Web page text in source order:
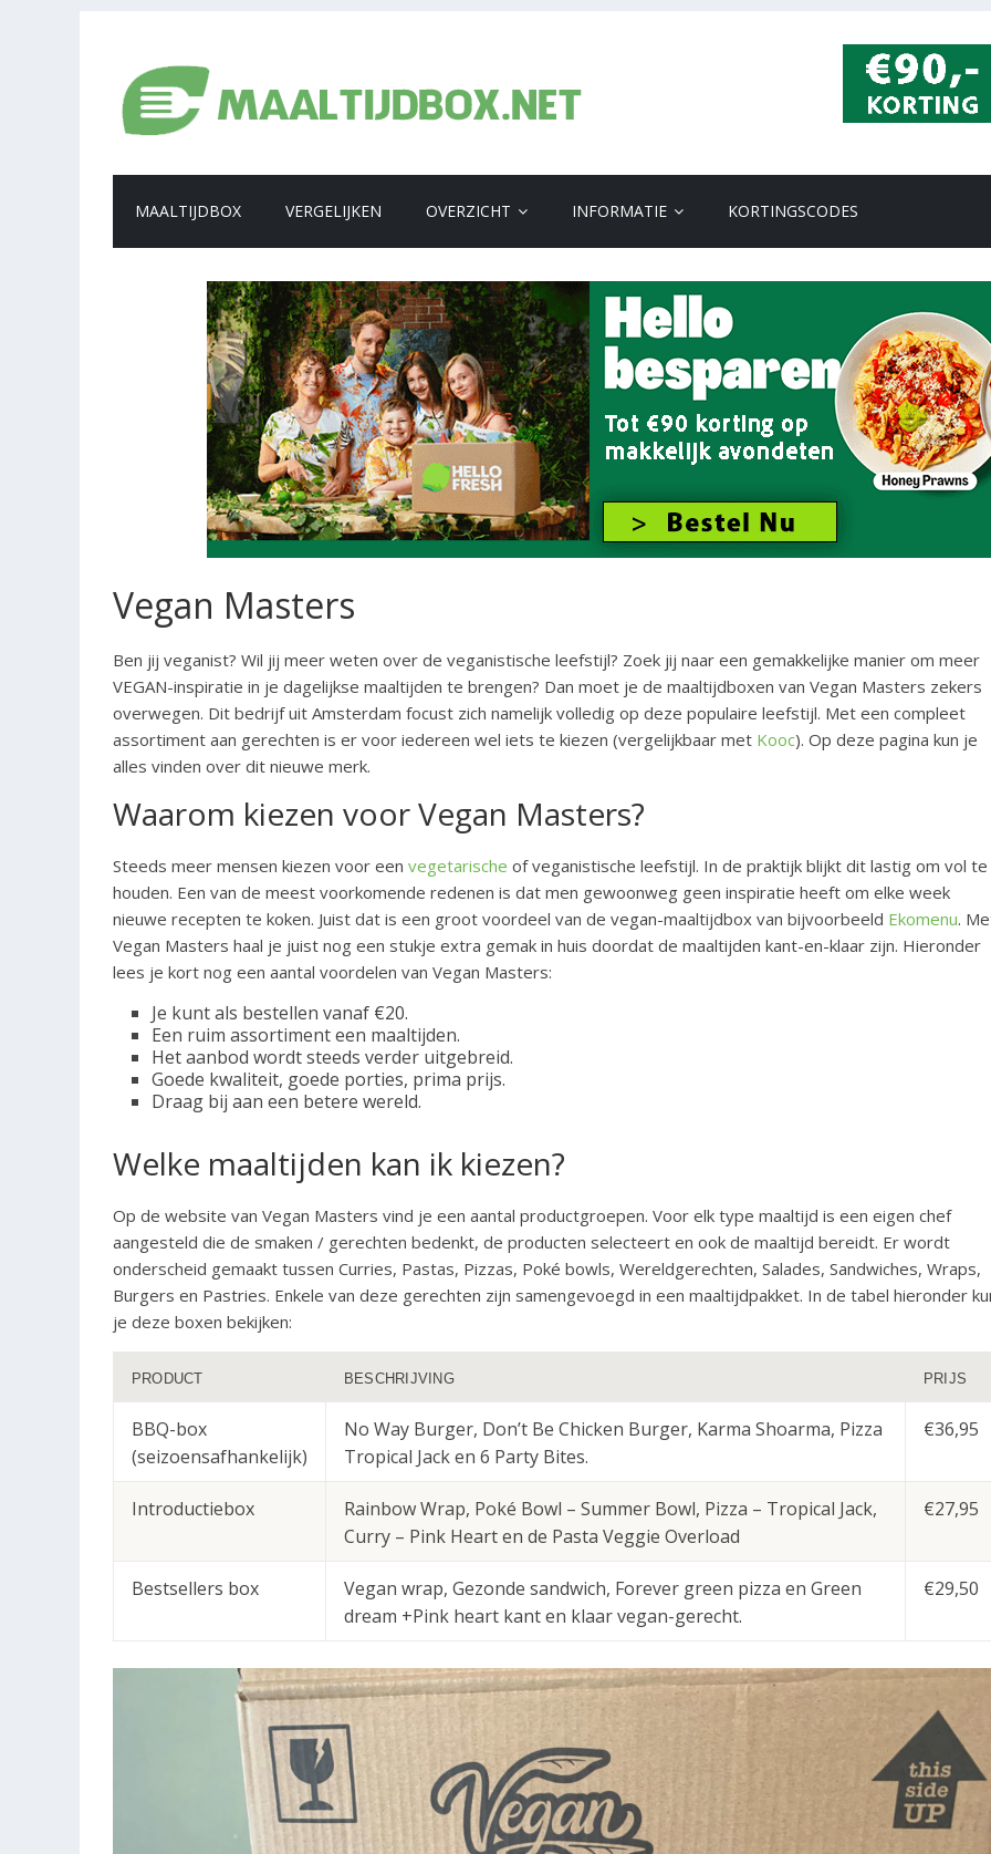
MAALTIJDBOX VERGELIJKEN OVERZICHT INFORMATIE KORTINGSCODES
Vegan Masters
Ben jij veganist? Wil jij meer weten over de veganistische leefstijl? Zoek jij naar een gemakkelijke manier om meer
VEGAN-inspiratie in je dagelijkse maaltijden te brengen? Dan moet je de maaltijdboxen van Vegan Masters zekers
overwegen. Dit bedrijf uit Amsterdam focust zich namelijk volledig op deze populaire leefstijl. Met een compleet
assortiment aan gerechten is er voor iedereen wel iets te kiezen (vergelijkbaar met Kooc). Op deze pagina kun je
alles vinden over dit nieuwe merk.
Waarom kiezen voor Vegan Masters?
Steeds meer mensen kiezen voor een vegetarische of veganistische leefstijl. In de praktijk blijkt dit lastig om vol te
houden. Een van de meest voorkomende redenen is dat men gewoonweg geen inspiratie heeft om elke week
nieuwe recepten te koken. Juist dat is een groot voordeel van de vegan-maaltijdbox van bijvoorbeeld Ekomenu.
Vegan Masters haal je juist nog een stukje extra gemak in huis doordat de maaltijden kant-en-klaar zijn. Hieronder
lees je kort nog een aantal voordelen van Vegan Masters:
Je kunt als bestellen vanaf €20.
Een ruim assortiment een maaltijden.
Het aanbod wordt steeds verder uitgebreid.
Goede kwaliteit, goede porties, prima prijs.
Draag bij aan een betere wereld.
Welke maaltijden kan ik kiezen?
Op de website van Vegan Masters vind je een aantal productgroepen. Voor elk type maaltijd is een eigen chef
aangesteld die de smaken / gerechten bedenkt, de producten selecteert en ook de maaltijd bereidt. Er wordt
onderscheid gemaakt tussen Curries, Pastas, Pizzas, Poké bowls, Wereldgerechten, Salades, Sandwiches, Wraps,
Burgers en Pastries. Enkele van deze gerechten zijn samengevoegd in een maaltijdpakket. In de tabel hieronder
je deze boxen bekijken:
PRODUCT BESCHRIJVING PRIJS
BBQ-box
(seizoensafhankelijk)
No Way Burger, Don’t Be Chicken Burger, Karma Shoarma, Pizza
Tropical Jack en 6 Party Bites.
€36,95
Introductiebox
Rainbow Wrap, Poké Bowl – Summer Bowl, Pizza – Tropical Jack,
Curry – Pink Heart en de Pasta Veggie Overload
€27,95
Bestsellers box
Vegan wrap, Gezonde sandwich, Forever green pizza en Green
dream +Pink heart kant en klaar vegan-gerecht.
€29,50